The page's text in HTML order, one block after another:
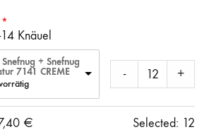
Knäuel
+ Snefnug
7141 CREME
- +
€ Selected: 12